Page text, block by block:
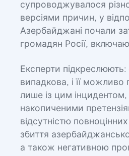
супроводжувалося
версіями причин, у
Азербайджані почали
громадян Росії,
Експерти підкреслюють:
випадкова, і її можливо
лише із цим інцидентом,
накопиченими
відсутністю
збиття
а також негативною